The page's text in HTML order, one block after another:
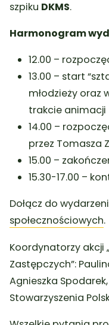
szpiku DKMS.
Harmonogram
12.00 –
13.00 – start
młodzieży oraz
trakcie animacji
14.00 –
przez Tomasza
15.00 –
15.30-17.00 –
Dołącz do
społecznościowych.
Koordynatorzy akcji
Zastępczych”:
Agnieszka
Stowarzyszenia